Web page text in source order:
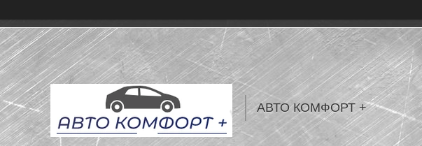
АВТО КОМФОРТ +